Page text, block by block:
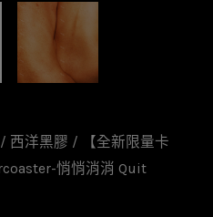
/ 西洋黑膠 / 【全新限量卡
悄悄消消 Quit